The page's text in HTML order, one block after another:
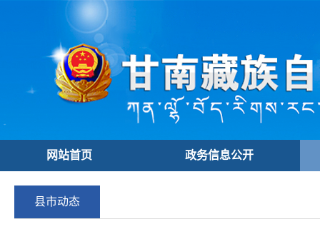
网站首页 政务信息公开
县市动态